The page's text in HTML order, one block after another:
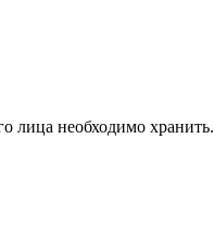
лица необходимо хранить.